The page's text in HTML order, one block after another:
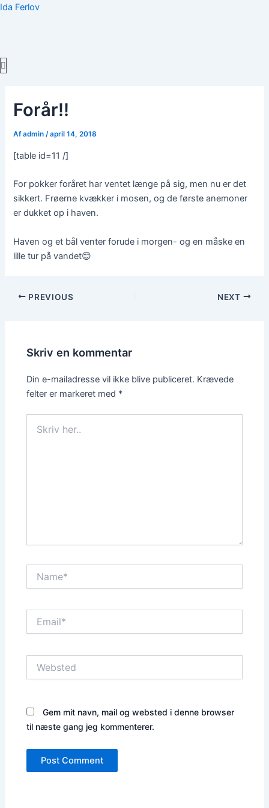
Gå
Ida Ferlov
Forår!!
Afadmin/april 14, 2018
[table id=11 /]
For pokker foråret har ventet længe på sig, men nu er det
sikkert. Frøerne kvækker i mosen, og de første anemoner
er dukket op i haven.
Haven og et bål venter forude i morgen- og en måske en
lille tur på vandet😊
PREVIOUS NEXT
Skriv en kommentar
Din e-mailadresse vil ikke blive publiceret. Krævede
felter er markeret med *
her..
Gem mit navn, mail og websted i denne browser
til næste gang jeg kommenterer.